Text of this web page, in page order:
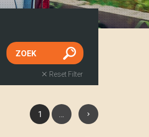
Reset Filter
1 …